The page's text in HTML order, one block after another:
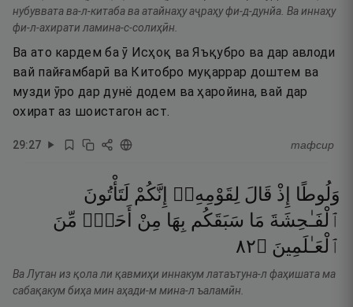
нубуввата ва-л-китаба ва атайнаҳу аҷраҳу фи-д-дунйа. Ва иннаҳу
фи-л-ахирати ламина-с-солиҳӣн.
Ва ато кардем ба ӯ Исҳоқ ва Яъқубро ва дар авлоди
вай пайғамбарӣ ва Китобро муқаррар доштем ва
музди ӯро дар дунё додем ва ҳаройина, вай дар
охират аз шоистагон аст.
29:27 тафсир
وَلُوطًا إِذْ قَالَ لِقَوْمِهِۦٓ إِنَّكُمْ لَتَأْتُونَ
ٱلْفَـٰحِشَةَ مَا سَبَقَكُم بِهَا مِنْ أَحَدٍۢ مِّنَ
ٱلْعَـٰلَمِينَ ۝٢٨
Ва Лутан из қола ли қавмиҳи иннакум латаътуна-л фаҳишата ма
сабақакум биҳа мин аҳади-м мина-л ъаламӣн.